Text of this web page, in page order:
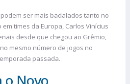
ser mais badalados tanto no
times da Europa, Carlos Vinícius
desde que chegou ao Grêmio,
mesmo número de jogos no
passada.
o Novo